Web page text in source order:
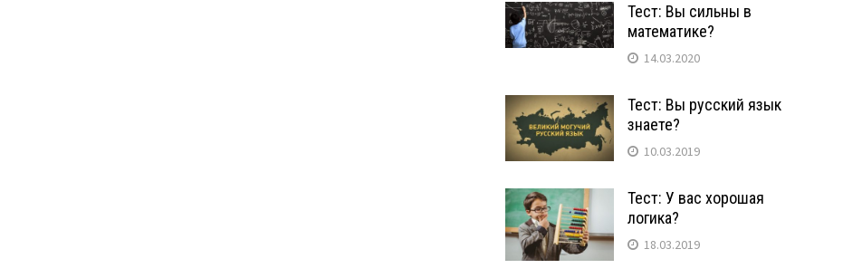
Тест: Вы сильны в
математике?
14.03.2020
Тест: Вы русский язык
знаете?
10.03.2019
Тест: У вас хорошая
логика?
18.03.2019